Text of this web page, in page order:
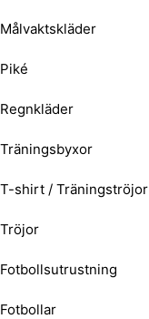
Målvaktskläder
Piké
Regnkläder
Träningsbyxor
T-shirt / Träningströjor
Tröjor
Fotbollsutrustning
Fotbollar